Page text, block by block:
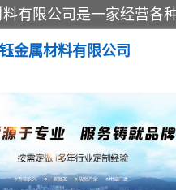
金属材料有限公司